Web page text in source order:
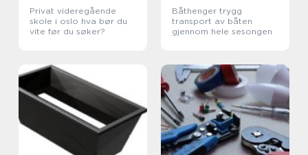
Privat videregående
skole i oslo hva bør du
vite før du søker?
Båthenger trygg
transport av båten
gjennom hele sesongen